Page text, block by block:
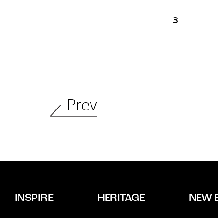
3
Prev
HERITAGE
INSPIRE NEW